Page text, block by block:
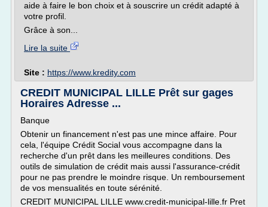
aide à faire le bon choix et à souscrire un crédit adapté à
votre profil.
Grâce à son...
Lire la suite
Site : https://www.kredity.com
CREDIT MUNICIPAL LILLE Prêt sur gages
Horaires Adresse ...
Banque
Obtenir un financement n'est pas une mince affaire. Pour
cela, l'équipe Crédit Social vous accompagne dans la
recherche d'un prêt dans les meilleures conditions. Des
outils de simulation de crédit mais aussi l'assurance-crédit
pour ne pas prendre le moindre risque. Un remboursement
de vos mensualités en toute sérénité.
CREDIT MUNICIPAL LILLE www.credit-municipal-lille.fr Pret